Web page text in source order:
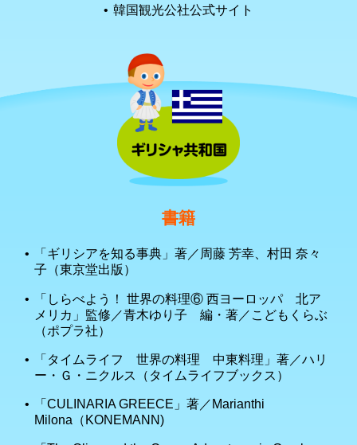
韓国観光公社公式サイト
書籍
「ギリシアを知る事典」著／周藤 芳幸、村田 奈々
子（東京堂出版）
「しらべよう！ 世界の料理⑥ 西ヨーロッパ 北ア
メリカ」監修／青木ゆり子 編・著／こどもくらぶ
（ポプラ社）
「タイムライフ 世界の料理 中東料理」著／ハリ
ー・Ｇ・ニクルス（タイムライフブックス）
「CULINARIA GREECE」著／Marianthi
Milona（KONEMANN)